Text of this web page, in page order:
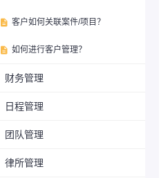
 客户如何关联案件/项目？
 如何进行客户管理？
财务管理
日程管理
团队管理
律所管理